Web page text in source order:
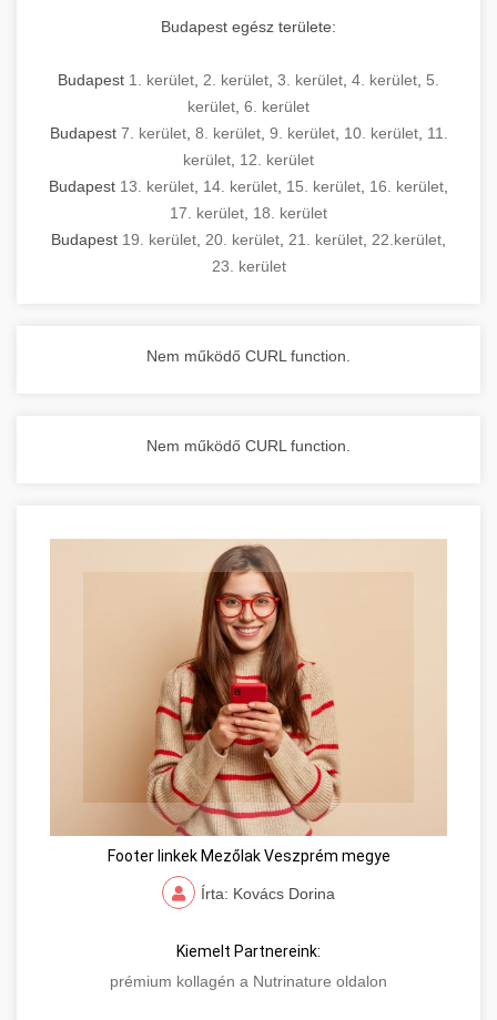
Budapest egész területe:
Budapest 1. kerület 2. kerület 3. kerület 4. kerület 5.
kerület 6. kerület
Budapest 7. kerület, 8. kerület, 9. kerület, 10. kerület, 11.
kerület 12. kerület
Budapest 13. kerület 14. kerület 15. kerület 16. kerület
17. kerület 18. kerület
Budapest 19. kerület 20. kerület 21. kerület 22.kerület
23. kerület
Nem működő CURL function.
Nem működő CURL function.
Footer linkek Mezőlak Veszprém megye
Írta: Kovács Dorina
Kiemelt Partnereink:
prémium kollagén a Nutrinature oldalon